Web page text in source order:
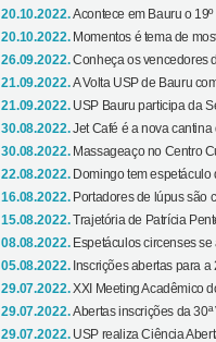
20.10.2022.Acontece em Bauru o 19º
20.10.2022. Momentos é tema de
26.09.2022.Conheça os vencedores
21.09.2022.A Volta USP de Bauru
21.09.2022. USP Bauru participa da
30.08.2022.Jet Café é a nova
30.08.2022. Massageaço no Centro
22.08.2022. Domingo tem espetáculo
16.08.2022. Portadores de lúpus são
15.08.2022.Trajetória de Patrícia
08.08.2022. Espetáculos circenses
05.08.2022. Inscrições abertas para a
29.07.2022.XXI Meeting Acadêmico
29.07.2022.Abertas inscrições da 30ª
29.07.2022. USP realiza Ciência